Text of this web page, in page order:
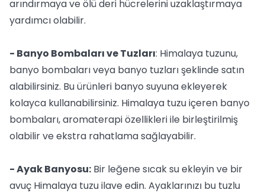
arındırmaya ve ölü deri hücrelerini uzaklaştırmaya
yardımcı olabilir.
- Banyo Bombaları ve Tuzları: Himalaya tuzunu,
banyo bombaları veya banyo tuzları şeklinde satın
alabilirsiniz. Bu ürünleri banyo suyuna ekleyerek
kolayca kullanabilirsiniz. Himalaya tuzu içeren banyo
bombaları, aromaterapi özellikleri ile birleştirilmiş
olabilir ve ekstra rahatlama sağlayabilir.
- Ayak Banyosu: Bir leğene sıcak su ekleyin ve bir
avuç Himalaya tuzu ilave edin. Ayaklarınızı bu tuzlu